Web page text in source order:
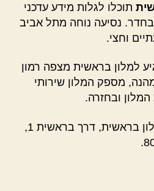
תוכלו לגלות מידע עדכני
בחדר. נסיעה נוחה מתל אביב
וחצי.
למלון בראשית מצפה רמון
מספק המלון שירותי
ובחזרה.
כתובת מלון בראשית: מלון בראשית, דרך בראשית 1,